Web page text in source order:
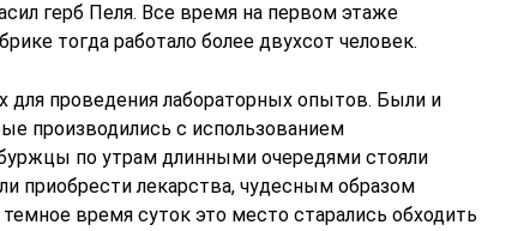
герб Пеля. Все время на первом этаже
тогда работало более двухсот человек.
проведения лабораторных опытов. Были и
производились с использованием
по утрам длинными очередями стояли
приобрести лекарства, чудесным образом
время суток это место старались обходить